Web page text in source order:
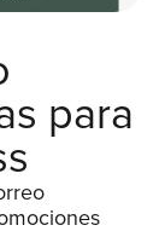
para